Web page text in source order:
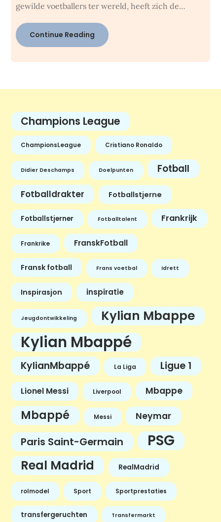
gewilde voetballers ter wereld, heeft zich de…
Continue Reading
Champions League
ChampionsLeague Cristiano Ronaldo
Didier Deschamps Doelpunten Fotball
Fotballdrakter Fotballstjerne
Fotballstjerner Fotballtalent Frankrijk
Frankrike FranskFotball
Fransk fotball Frans voetbal Idrett
Inspirasjon inspiratie
Jeugdontwikkeling Kylian Mbappe
Kylian Mbappé
KylianMbappé La Liga Ligue 1
Lionel Messi Liverpool Mbappe
Mbappé Messi Neymar
Paris Saint-Germain PSG
Real Madrid RealMadrid
rolmodel Sport Sportprestaties
transfergeruchten Transfermarkt